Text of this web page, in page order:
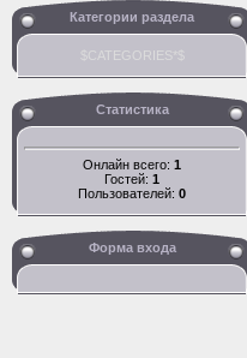
Категории раздела
$CATEGORIES*$
Статистика
Онлайн всего: 1
Гостей: 1
Пользователей: 0
Форма входа